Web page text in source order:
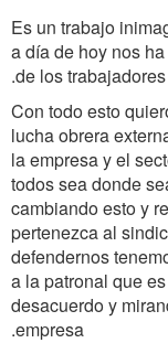
Es un trabajo
a día de hoy nos
de los trabajadores.
Con todo esto
lucha obrera
la empresa y el
todos sea donde
cambiando esto y
pertenezca al
defendernos
a la patronal que
desacuerdo y
empresa.